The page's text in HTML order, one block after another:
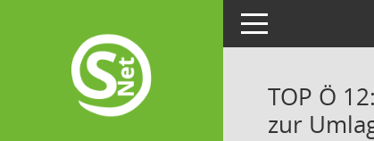
Toggle navigation
TOP Ö
zur